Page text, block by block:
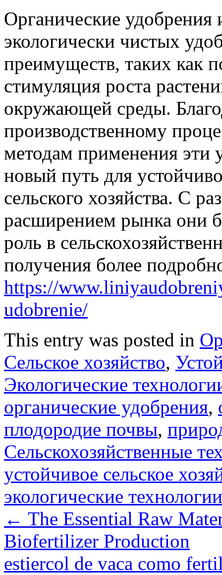
Органические удобрения
экологически чистых
преимуществ, таких как
стимуляция роста
окружающей среды.
производственному
методам применения эти
новый путь для
сельского хозяйства. С
расширением рынка они
роль в
получения более
https://
udobrenie/
This entry was posted in
Сельское хозяйство,
Экологические
органические удобрения,
плодородие почвы,
Сельскохозяйственные
устойчивое сельское
экологические технологии
← The Essential Raw
Biofertilizer Production
estiercol de vaca como